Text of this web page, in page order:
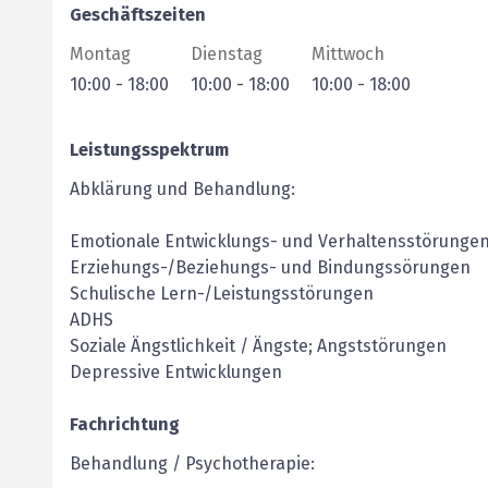
Geschäftszeiten
Montag
10:00 - 18:00
Dienstag
10:00 - 18:00
Mittwoch
10:00 - 18:00
Leistungsspektrum
Abklärung und Behandlung:
Emotionale Entwicklungs- und Verhaltensstörungen
Erziehungs-/Beziehungs- und Bindungssörungen
Schulische Lern-/Leistungsstörungen
ADHS
Soziale Ängstlichkeit / Ängste; Angststörungen
Depressive Entwicklungen
Fachrichtung
Behandlung / Psychotherapie: